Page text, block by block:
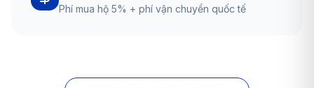
Phí mua hộ 5% + phí vận chuyển quốc tế